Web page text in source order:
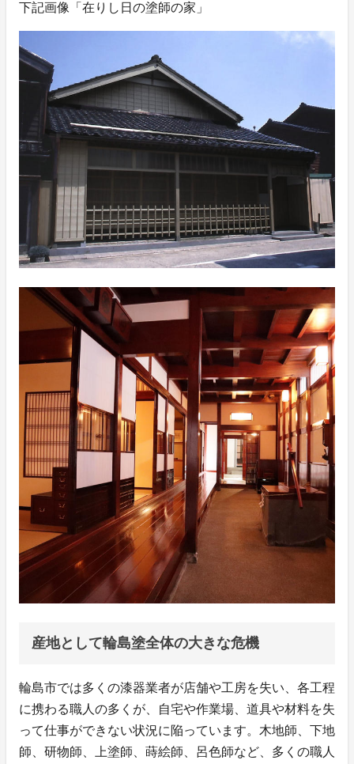
下記画像「在りし日の塗師の家」
産地として輪島塗全体の大きな危機
輪島市では多くの漆器業者が店舗や工房を失い、各工程
に携わる職人の多くが、自宅や作業場、道具や材料を失
って仕事ができない状況に陥っています。木地師、下地
師、研物師、上塗師、蒔絵師、呂色師など、多くの職人